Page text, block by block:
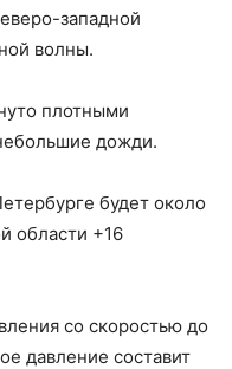
западной
волны.
плотными
дожди.
будет около
области +16
со скоростью до
давление составит